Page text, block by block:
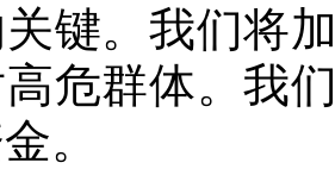
键。我们将
危群体。我
。